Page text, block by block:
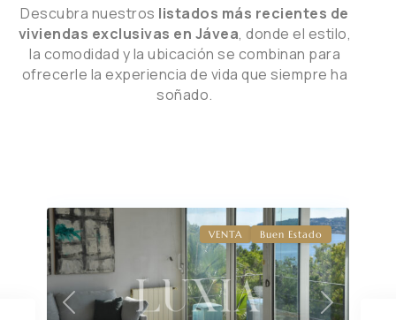
Descubra nuestros listados más recientes de
viviendas exclusivas en Jávea, donde el estilo,
la comodidad y la ubicación se combinan para
ofrecerle la experiencia de vida que siempre ha
soñado.
Previous Next
VENTA Buen Estado